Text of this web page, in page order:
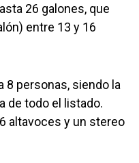
26 galones, que
entre 13 y 16
8 personas, siendo la
de todo el listado.
altavoces y un stereo